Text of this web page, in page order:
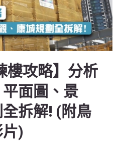
樓攻略】分析
面圖、景
拆解! (附鳥
)